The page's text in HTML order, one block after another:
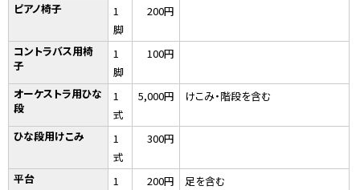
ピアノ椅子
1
脚
200円
コントラバス用椅
子
1
脚
100円
オーケストラ用ひな
段
1
式
5,000円 けこみ・階段を含む
ひな段用けこみ
1
式
300円
平台
1
200円 足を含む